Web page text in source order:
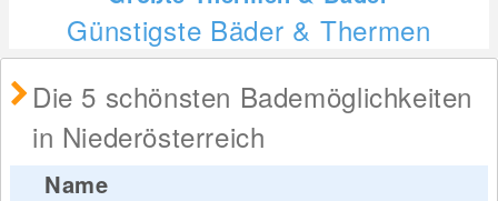
Günstigste Bäder & Thermen
Die 5 schönsten Bademöglichkeiten
in Niederösterreich
Name